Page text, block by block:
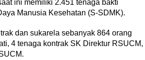
ini memiliki 2.451 tenaga bakti
Manusia Kesehatan (S-SDMK).
dan sukarela sebanyak 864 orang
4 tenaga kontrak SK Direktur RSUCM,